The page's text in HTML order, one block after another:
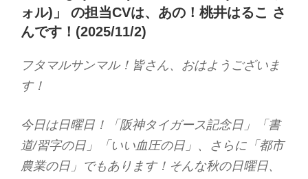
ォル)」 の担当CVは、あの！桃井はるこ さ
んです！(2025/11/2)
フタマルサンマル！皆さん、おはようございま
す！
今日は日曜日！「阪神タイガース記念日」「書
道/習字の日」「いい血圧の日」、さらに「都市
農業の日」でもあります！そんな秋の日曜日、